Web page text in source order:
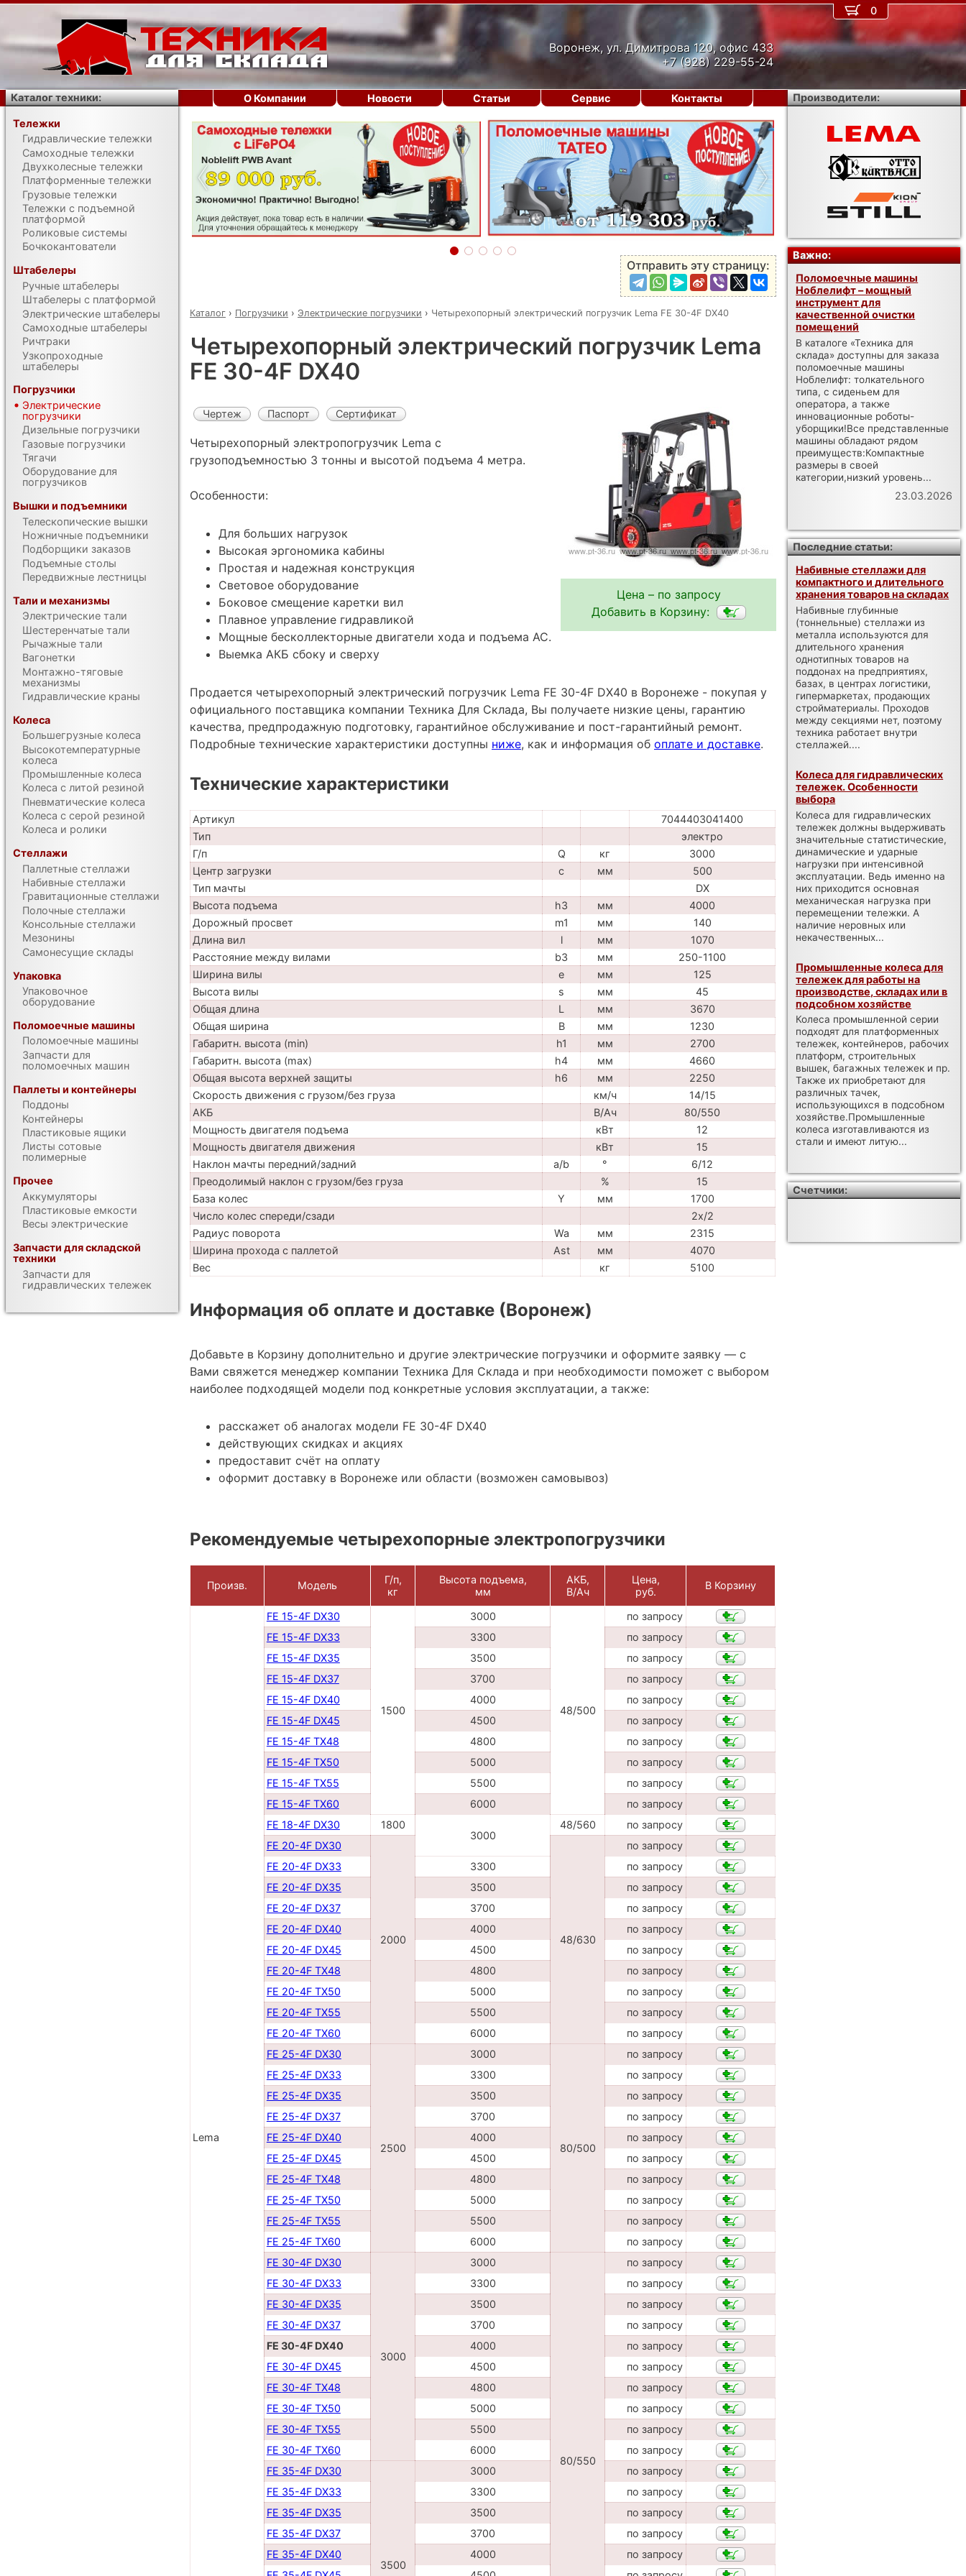
Воронеж, ул. Димитрова 120, офис 433
+7 (928) 229-55-24
‹ ›
Отправить эту страницу:
Каталог › Погрузчики › Электрические погрузчики › Четырехопорный электрический погрузчик Lema FE 30-4F DX40
Четырехопорный электрический погрузчик Lema
FE 30-4F DX40
Цена – по запросу
Добавить в Корзину:
Чертеж Паспорт Сертификат
Четырехопорный электропогрузчик Lema с
грузоподъемностью 3 тонны и высотой подъема 4 метра.
Особенности:
Для больших нагрузок
Высокая эргономика кабины
Простая и надежная конструкция
Световое оборудование
Боковое смещение каретки вил
Плавное управление гидравликой
Мощные бесколлекторные двигатели хода и подъема АС.
Выемка АКБ сбоку и сверху
Продается четырехопорный электрический погрузчик Lema FE 30-4F DX40 в Воронеже - покупая у
официального поставщика компании Техника Для Склада, Вы получаете низкие цены, гарантию
качества, предпродажную подготовку, гарантийное обслуживание и пост-гарантийный ремонт.
Подробные технические характеристики доступны ниже, как и информация об оплате и доставке.
Технические характеристики
Артикул
7044403041400
Тип
электро
Г/п
Q кг
3000
Центр загрузки
c мм
500
Тип мачты
DX
Высота подъема
h3 мм
4000
Дорожный просвет
m1 мм
140
Длина вил
l мм
1070
Расстояние между вилами
b3 мм
250-1100
Ширина вилы
e мм
125
Высота вилы
s мм
45
Общая длина
L мм
3670
Общая ширина
B мм
1230
Габаритн. высота (min)
h1 мм
2700
Габаритн. высота (max)
h4 мм
4660
Общая высота верхней защиты
h6 мм
2250
Скорость движения с грузом/без груза
км/ч
14/15
АКБ
В/Ач
80/550
Мощность двигателя подъема
кВт
12
Мощность двигателя движения
кВт
15
Наклон мачты передний/задний
a/b °
6/12
Преодолимый наклон с грузом/без груза
%
15
База колес
Y мм
1700
Число колес спереди/сзади
2x/2
Радиус поворота
Wa мм
2315
Ширина прохода с паллетой
Ast мм
4070
Вес
кг 5100
Информация об оплате и доставке (Воронеж)
Добавьте в Корзину дополнительно и другие электрические погрузчики и оформите заявку — с
Вами свяжется менеджер компании Техника Для Склада и при необходимости поможет с выбором
наиболее подходящей модели под конкретные условия эксплуатации, а также:
расскажет об аналогах модели FE 30-4F DX40
действующих скидках и акциях
предоставит счёт на оплату
оформит доставку в Воронеже или области (возможен самовывоз)
Рекомендуемые четырехопорные электропогрузчики
Произв. Модель
Г/п,
кг
Высота подъема,
мм
АКБ,
В/Ач
Цена,
руб.
В Корзину
Lema
FE 15-4F DX30
1500
3000
48/500
по запросу
FE 15-4F DX33
3300
по запросу
FE 15-4F DX35
3500
по запросу
FE 15-4F DX37
3700
по запросу
FE 15-4F DX40
4000
по запросу
FE 15-4F DX45
4500
по запросу
FE 15-4F TX48
4800
по запросу
FE 15-4F TX50
5000
по запросу
FE 15-4F TX55
5500
по запросу
FE 15-4F TX60
6000
по запросу
FE 18-4F DX30
1800
3000
48/560
по запросу
FE 20-4F DX30
2000 48/630
по запросу
FE 20-4F DX33
3300
по запросу
FE 20-4F DX35
3500
по запросу
FE 20-4F DX37
3700
по запросу
FE 20-4F DX40
4000
по запросу
FE 20-4F DX45
4500
по запросу
FE 20-4F TX48
4800
по запросу
FE 20-4F TX50
5000
по запросу
FE 20-4F TX55
5500
по запросу
FE 20-4F TX60
6000
по запросу
FE 25-4F DX30
2500
3000
80/500
по запросу
FE 25-4F DX33
3300
по запросу
FE 25-4F DX35
3500
по запросу
FE 25-4F DX37
3700
по запросу
FE 25-4F DX40
4000
по запросу
FE 25-4F DX45
4500
по запросу
FE 25-4F TX48
4800
по запросу
FE 25-4F TX50
5000
по запросу
FE 25-4F TX55
5500
по запросу
FE 25-4F TX60
6000
по запросу
FE 30-4F DX30
3000
3000
80/550
по запросу
FE 30-4F DX33
3300
по запросу
FE 30-4F DX35
3500
по запросу
FE 30-4F DX37
3700
по запросу
FE 30-4F DX40
4000
по запросу
FE 30-4F DX45
4500
по запросу
FE 30-4F TX48
4800
по запросу
FE 30-4F TX50
5000
по запросу
FE 30-4F TX55
5500
по запросу
FE 30-4F TX60
6000
по запросу
FE 35-4F DX30
3500
3000
по запросу
FE 35-4F DX33
3300
по запросу
FE 35-4F DX35
3500
по запросу
FE 35-4F DX37
3700
по запросу
FE 35-4F DX40
4000
по запросу
0
О Компании Новости Статьи Сервис Контакты
Каталог техники:
Тележки
Гидравлические тележки
Самоходные тележки
Двухколесные тележки
Платформенные тележки
Грузовые тележки
Тележки с подъемной
платформой
Роликовые системы
Бочкокантователи
Штабелеры
Ручные штабелеры
Штабелеры с платформой
Электрические штабелеры
Самоходные штабелеры
Ричтраки
Узкопроходные
штабелеры
Погрузчики
Электрические
погрузчики
Дизельные погрузчики
Газовые погрузчики
Тягачи
Оборудование для
погрузчиков
Вышки и подъемники
Телескопические вышки
Ножничные подъемники
Подборщики заказов
Подъемные столы
Передвижные лестницы
Тали и механизмы
Электрические тали
Шестеренчатые тали
Рычажные тали
Вагонетки
Монтажно-тяговые
механизмы
Гидравлические краны
Колеса
Большегрузные колеса
Высокотемпературные
колеса
Промышленные колеса
Колеса с литой резиной
Пневматические колеса
Колеса с серой резиной
Колеса и ролики
Стеллажи
Паллетные стеллажи
Набивные стеллажи
Гравитационные стеллажи
Полочные стеллажи
Консольные стеллажи
Мезонины
Самонесущие склады
Упаковка
Упаковочное
оборудование
Поломоечные машины
Поломоечные машины
Запчасти для
поломоечных машин
Паллеты и контейнеры
Поддоны
Контейнеры
Пластиковые ящики
Листы сотовые
полимерные
Прочее
Аккумуляторы
Пластиковые емкости
Весы электрические
Запчасти для складской
техники
Запчасти для
гидравлических тележек
Производители:
Важно:
Поломоечные машины
Ноблелифт – мощный
инструмент для
качественной очистки
помещений
В каталоге «Техника для
склада» доступны для заказа
поломоечные машины
Ноблелифт: толкательного
типа, с сиденьем для
оператора, а также
инновационные роботы-
уборщики!Все представленные
машины обладают рядом
преимуществ:Компактные
размеры в своей
категории,низкий уровень...
23.03.2026
Последние статьи:
Набивные стеллажи для
компактного и длительного
хранения товаров на складах
Набивные глубинные
(тоннельные) стеллажи из
металла используются для
длительного хранения
однотипных товаров на
поддонах на предприятиях,
базах, в центрах логистики,
гипермаркетах, продающих
стройматериалы. Проходов
между секциями нет, поэтому
техника работает внутри
стеллажей....
Колеса для гидравлических
тележек. Особенности
выбора
Колеса для гидравлических
тележек должны выдерживать
значительные статистические,
динамические и ударные
нагрузки при интенсивной
эксплуатации. Ведь именно на
них приходится основная
механическая нагрузка при
перемещении тележки. А
наличие неровных или
некачественных...
Промышленные колеса для
тележек для работы на
производстве, складах или в
подсобном хозяйстве
Колеса промышленной серии
подходят для платформенных
тележек, контейнеров, рабочих
платформ, строительных
вышек, багажных тележек и пр.
Также их приобретают для
различных тачек,
использующихся в подсобном
хозяйстве.Промышленные
колеса изготавливаются из
стали и имеют литую...
Счетчики: